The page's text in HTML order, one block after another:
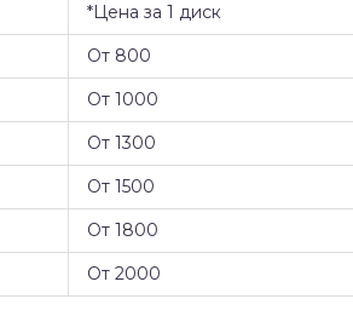
*Цена за 1 диск
От 800
От 1000
От 1300
От 1500
От 1800
От 2000